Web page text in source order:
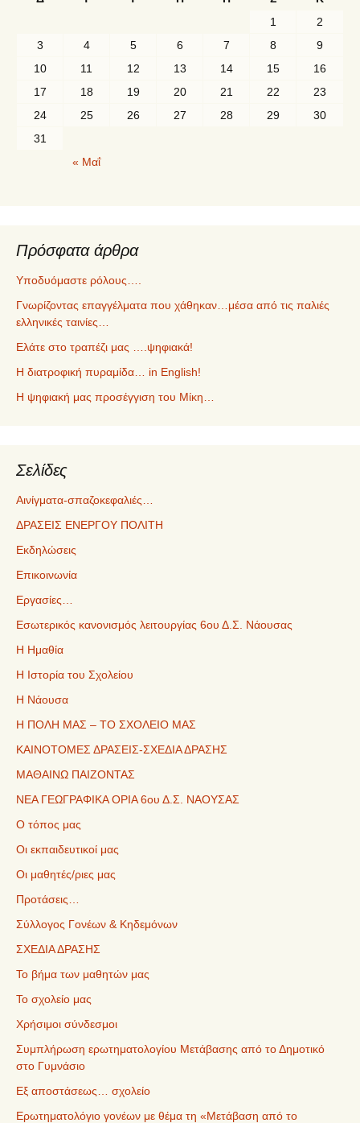
« Μαΐ
1
2
3
4 5 6 7 8
9
10
11 12 13 14 15
16
17
18 19 20 21 22
23
24
25 26 27 28 29
30
31
Πρόσφατα άρθρα
Υποδυόμαστε ρόλους….
Γνωρίζοντας επαγγέλματα που χάθηκαν…μέσα από τις παλιές
ελληνικές ταινίες…
Ελάτε στο τραπέζι μας ….ψηφιακά!
Η διατροφική πυραμίδα… in English!
Η ψηφιακή μας προσέγγιση του Μίκη…
Σελίδες
Αινίγματα-σπαζοκεφαλιές…
ΔΡΑΣΕΙΣ ΕΝΕΡΓΟΥ ΠΟΛΙΤΗ
Εκδηλώσεις
Επικοινωνία
Εργασίες…
Εσωτερικός κανονισμός λειτουργίας 6ου Δ.Σ. Νάουσας
Η Ημαθία
Η Ιστορία του Σχολείου
Η Νάουσα
Η ΠΟΛΗ ΜΑΣ – ΤΟ ΣΧΟΛΕΙΟ ΜΑΣ
ΚΑΙΝΟΤΟΜΕΣ ΔΡΑΣΕΙΣ-ΣΧΕΔΙΑ ΔΡΑΣΗΣ
ΜΑΘΑΙΝΩ ΠΑΙΖΟΝΤΑΣ
ΝΕΑ ΓΕΩΓΡΑΦΙΚΑ ΟΡΙΑ 6ου Δ.Σ. ΝΑΟΥΣΑΣ
Ο τόπος μας
Οι εκπαιδευτικοί μας
Οι μαθητές/ριες μας
Προτάσεις…
Σύλλογος Γονέων & Κηδεμόνων
ΣΧΕΔΙΑ ΔΡΑΣΗΣ
Το βήμα των μαθητών μας
Το σχολείο μας
Χρήσιμοι σύνδεσμοι
Συμπλήρωση ερωτηματολογίου Μετάβασης από το Δημοτικό
στο Γυμνάσιο
Εξ αποστάσεως… σχολείο
Ερωτηματολόγιο γονέων με θέμα τη «Μετάβαση από το